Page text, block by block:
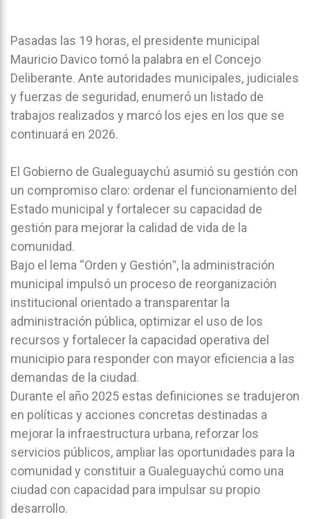
Pasadas las 19 horas, el presidente municipal
Mauricio Davico tomó la palabra en el Concejo
Deliberante. Ante autoridades municipales, judiciales
y fuerzas de seguridad, enumeró un listado de
trabajos realizados y marcó los ejes en los que se
continuará en 2026.
El Gobierno de Gualeguaychú asumió su gestión con
un compromiso claro: ordenar el funcionamiento del
Estado municipal y fortalecer su capacidad de
gestión para mejorar la calidad de vida de la
comunidad.
Bajo el lema “Orden y Gestiónˮ, la administración
municipal impulsó un proceso de reorganización
institucional orientado a transparentar la
administración pública, optimizar el uso de los
recursos y fortalecer la capacidad operativa del
municipio para responder con mayor eficiencia a las
demandas de la ciudad.
Durante el año 2025 estas definiciones se tradujeron
en políticas y acciones concretas destinadas a
mejorar la infraestructura urbana, reforzar los
servicios públicos, ampliar las oportunidades para la
comunidad y constituir a Gualeguaychú como una
ciudad con capacidad para impulsar su propio
desarrollo.